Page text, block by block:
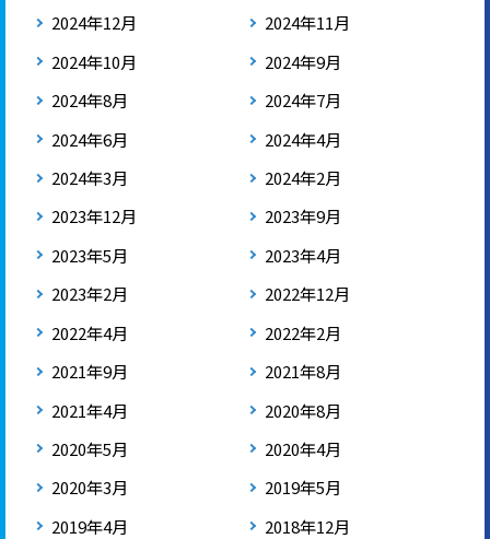
2024年12月
2024年11月
2024年10月
2024年9月
2024年8月
2024年7月
2024年6月
2024年4月
2024年3月
2024年2月
2023年12月
2023年9月
2023年5月
2023年4月
2023年2月
2022年12月
2022年4月
2022年2月
2021年9月
2021年8月
2021年4月
2020年8月
2020年5月
2020年4月
2020年3月
2019年5月
2019年4月
2018年12月